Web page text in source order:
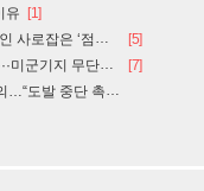
유 [1]
은 ‘점심 몰캉스’ [5]
회원 3명 구속, 1명은 기각 [7]
도발 중단 촉구”